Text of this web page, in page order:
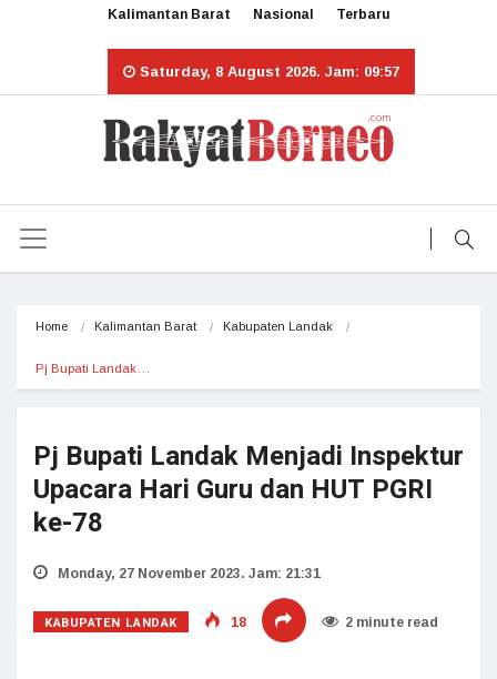
Kalimantan Barat Nasional Terbaru
Saturday, 8 August 2026. Jam: 09:57
Home Kalimantan Barat Kabupaten Landak
Pj Bupati Landak…
Pj Bupati Landak Menjadi Inspektur
Upacara Hari Guru dan HUT PGRI
ke-78
Monday, 27 November 2023. Jam: 21:31
KABUPATEN LANDAK 18 2 minute read